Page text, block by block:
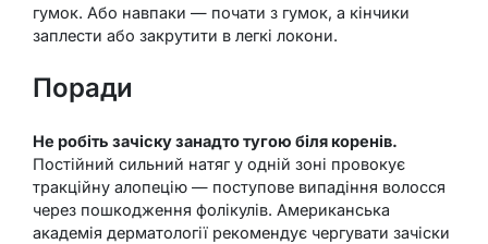
гумок. Або навпаки — почати з гумок, а кінчики
заплести або закрутити в легкі локони.
Поради
Не робіть зачіску занадто тугою біля коренів.
Постійний сильний натяг у одній зоні провокує
тракційну алопецію — поступове випадіння волосся
через пошкодження фолікулів. Американська
академія дерматології рекомендує чергувати зачіски